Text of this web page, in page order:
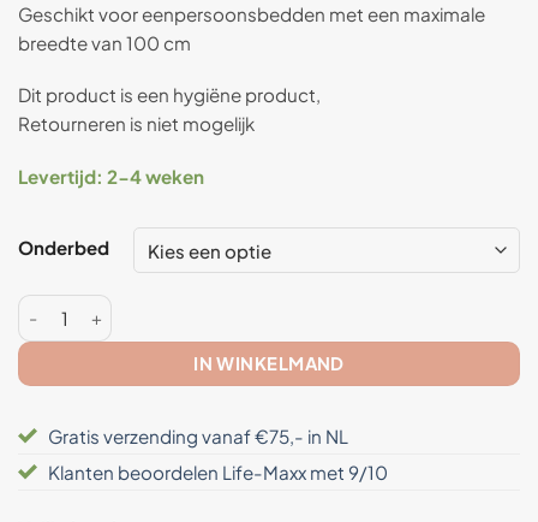
Geschikt voor eenpersoonsbedden met een maximale
breedte van 100 cm
Dit product is een hygiëne product,
Retourneren is niet mogelijk
Levertijd: 2-4 weken
Onderbed
Anti straling klamboe 1 pers piramide - SILVER-COTTON
IN WINKELMAND
Gratis verzending vanaf €75,- in NL
Klanten beoordelen Life-Maxx met 9/10